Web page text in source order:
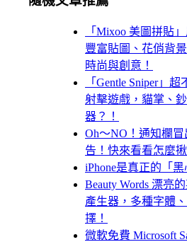
「Mixoo 美圖拼貼
豐富貼圖、花俏背
時尚與創意！
「Gentle Sniper」
射擊遊戲，貓掌、
器？！
Oh～NO！通知欄
告！快來看看怎麼
iPhone是真正的「黑
Beauty Words 漂亮
產生器，多種字體
擇！
微軟免費 Microsoft